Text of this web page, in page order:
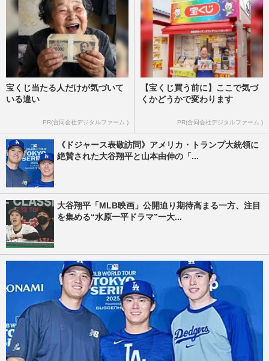
宝くじ当たる人だけが気づいて
いる違い
PR(合同会社デジタルファーム )
【宝くじ買う前に】ここで気づ
くかどうかで変わります
PR(合同会社デジタルファーム )
《ドジャース表敬訪問》アメリカ・トランプ大統領に
絶賛された大谷翔平と山本由伸の「...
大谷翔平「MLB映画」公開迫り期待高まる一方、注目
を集める“水原一平ドラマ”一大...